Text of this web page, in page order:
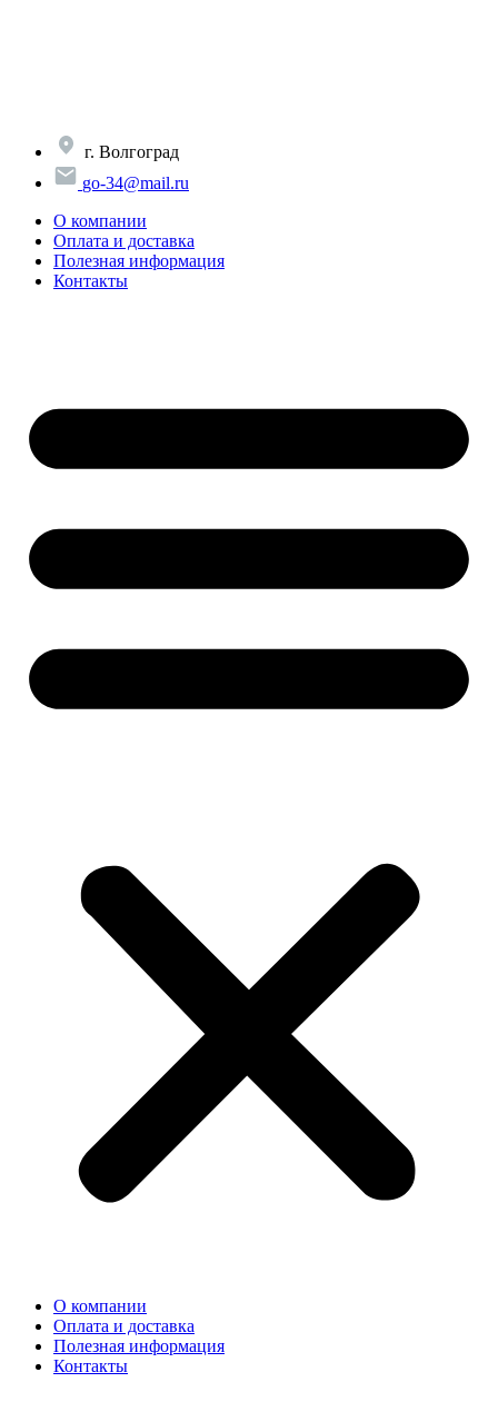
г. Волгоград
go-34@mail.ru
О компании
Оплата и доставка
Полезная информация
Контакты
О компании
Оплата и доставка
Полезная информация
Контакты